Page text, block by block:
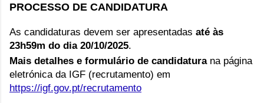
PROCESSO DE CANDIDATURA
As candidaturas devem ser apresentadas até às
23h59m do dia 20/10/2025.
Mais detalhes e formulário de candidaturana página
eletrónica da IGF (recrutamento) em
https://igf.gov.pt/recrutamento